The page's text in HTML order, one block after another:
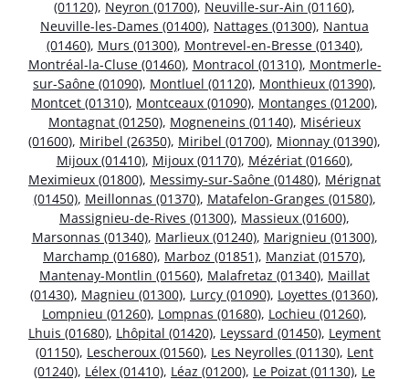
(01120), Neyron (01700), Neuville-sur-Ain (01160),
Neuville-les-Dames (01400), Nattages (01300), Nantua
(01460), Murs (01300), Montrevel-en-Bresse (01340),
Montréal-la-Cluse (01460), Montracol (01310), Montmerle-
sur-Saône (01090), Montluel (01120), Monthieux (01390),
Montcet (01310), Montceaux (01090), Montanges (01200),
Montagnat (01250), Mogneneins (01140), Misérieux
(01600), Miribel (26350), Miribel (01700), Mionnay (01390),
Mijoux (01410), Mijoux (01170), Mézériat (01660),
Meximieux (01800), Messimy-sur-Saône (01480), Mérignat
(01450), Meillonnas (01370), Matafelon-Granges (01580),
Massignieu-de-Rives (01300), Massieux (01600),
Marsonnas (01340), Marlieux (01240), Marignieu (01300),
Marchamp (01680), Marboz (01851), Manziat (01570),
Mantenay-Montlin (01560), Malafretaz (01340), Maillat
(01430), Magnieu (01300), Lurcy (01090), Loyettes (01360),
Lompnieu (01260), Lompnas (01680), Lochieu (01260),
Lhuis (01680), Lhôpital (01420), Leyssard (01450), Leyment
(01150), Lescheroux (01560), Les Neyrolles (01130), Lent
(01240), Lélex (01410), Léaz (01200), Le Poizat (01130), Le